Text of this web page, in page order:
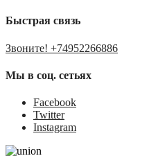
Быстрая связь
Звоните! +74952266886
Мы в соц. сетьях
Facebook
Twitter
Instagram